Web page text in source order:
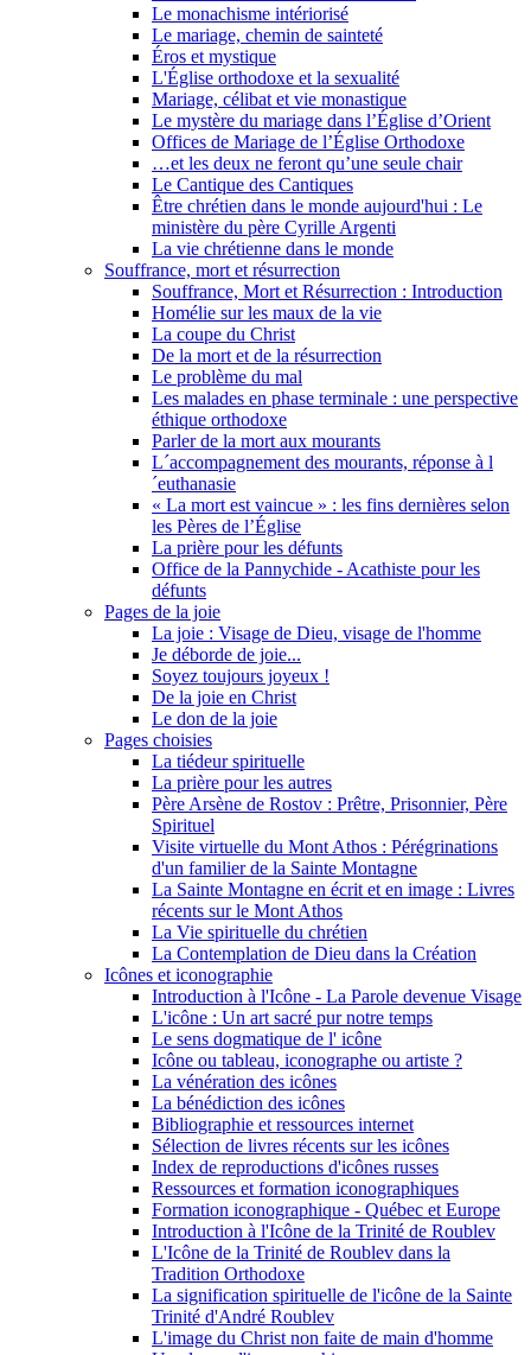
Le monachisme intériorisé
Le mariage, chemin de sainteté
Éros et mystique
L'Église orthodoxe et la sexualité
Mariage, célibat et vie monastique
Le mystère du mariage dans l’Église d’Orient
Offices de Mariage de l’Église Orthodoxe
…et les deux ne feront qu’une seule chair
Le Cantique des Cantiques
Être chrétien dans le monde aujourd'hui : Le
ministère du père Cyrille Argenti
La vie chrétienne dans le monde
Souffrance, mort et résurrection
Souffrance, Mort et Résurrection : Introduction
Homélie sur les maux de la vie
La coupe du Christ
De la mort et de la résurrection
Le problème du mal
Les malades en phase terminale : une perspective
éthique orthodoxe
Parler de la mort aux mourants
L´accompagnement des mourants, réponse à l
´euthanasie
« La mort est vaincue » : les fins dernières selon
les Pères de l’Église
La prière pour les défunts
Office de la Pannychide - Acathiste pour les
défunts
Pages de la joie
La joie : Visage de Dieu, visage de l'homme
Je déborde de joie...
Soyez toujours joyeux !
De la joie en Christ
Le don de la joie
Pages choisies
La tiédeur spirituelle
La prière pour les autres
Père Arsène de Rostov : Prêtre, Prisonnier, Père
Spirituel
Visite virtuelle du Mont Athos : Pérégrinations
d'un familier de la Sainte Montagne
La Sainte Montagne en écrit et en image : Livres
récents sur le Mont Athos
La Vie spirituelle du chrétien
La Contemplation de Dieu dans la Création
Icônes et iconographie
Introduction à l'Icône - La Parole devenue Visage
L'icône : Un art sacré pur notre temps
Le sens dogmatique de l' icône
Icône ou tableau, iconographe ou artiste ?
La vénération des icônes
La bénédiction des icônes
Bibliographie et ressources internet
Sélection de livres récents sur les icônes
Index de reproductions d'icônes russes
Ressources et formation iconographiques
Formation iconographique - Québec et Europe
Introduction à l'Icône de la Trinité de Roublev
L'Icône de la Trinité de Roublev dans la
Tradition Orthodoxe
La signification spirituelle de l'icône de la Sainte
Trinité d'André Roublev
L'image du Christ non faite de main d'homme